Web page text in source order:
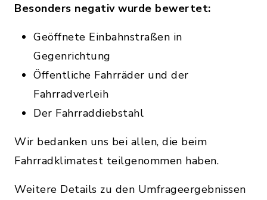
Besonders negativ wurde bewertet:
Geöffnete Einbahnstraßen in
Gegenrichtung
Öffentliche Fahrräder und der
Fahrradverleih
Der Fahrraddiebstahl
Wir bedanken uns bei allen, die beim
Fahrradklimatest teilgenommen haben.
Weitere Details zu den Umfrageergebnissen